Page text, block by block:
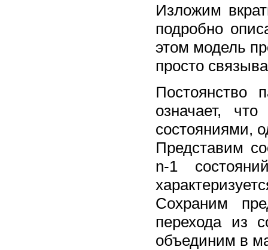
Изложим
подробно
этом модель
просто
Постоянство
означает,
состояниями,
Представим
n-1
Сохраним
перехода из
объединим в